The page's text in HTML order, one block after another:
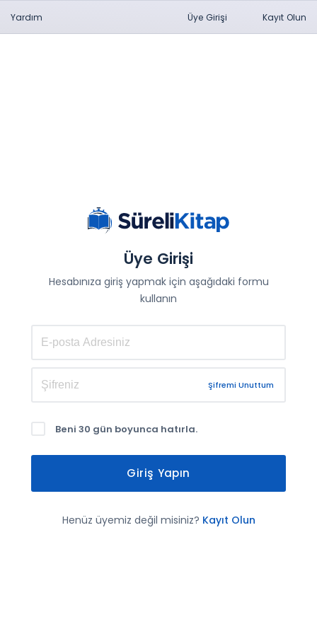
Yardım Üye Girişi Kayıt Olun
Üye Girişi
Hesabınıza giriş yapmak için aşağıdaki formu
kullanın
Şifremi Unuttum
Beni 30 gün boyunca hatırla.
Giriş Yapın
Henüz üyemiz değil misiniz? Kayıt Olun